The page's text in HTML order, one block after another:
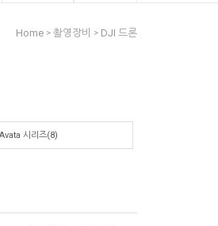
Home > 촬영장비 > DJI 드론
Avata 시리즈(8)